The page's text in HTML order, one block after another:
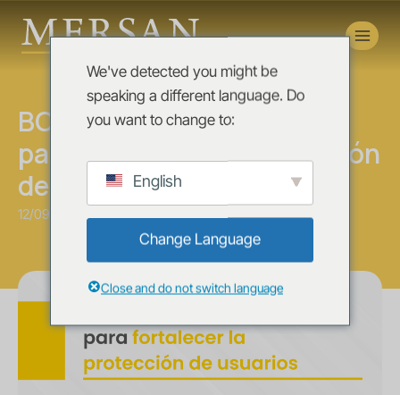
Novedades
BCP actualiza reglamento
para fortalecer la protección
de usuarios
12/09/2025
We've detected you might be
speaking a different language. Do
you want to change to:
English
Change Language
Close and do not switch language